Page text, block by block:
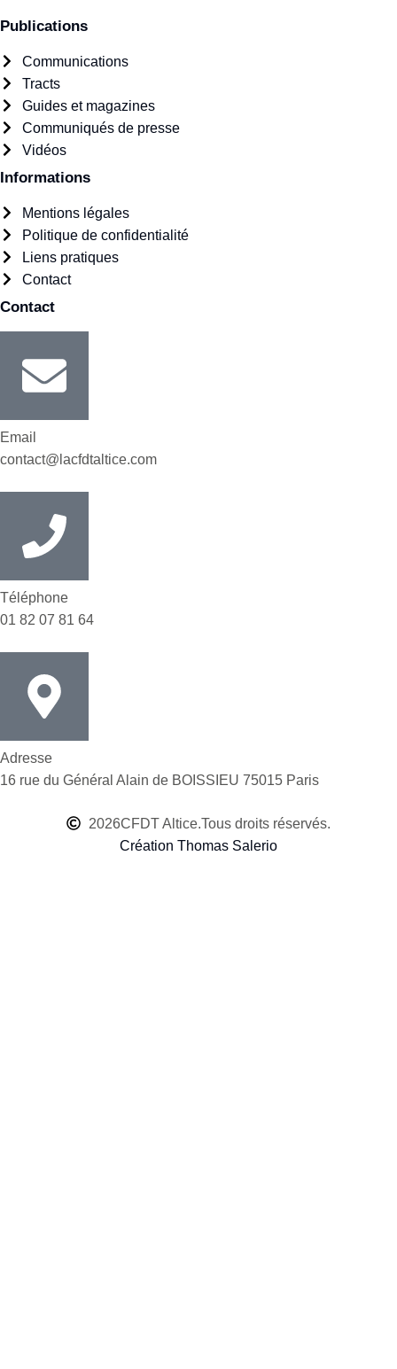
Publications
Communications
Tracts
Guides et magazines
Communiqués de presse
Vidéos
Informations
Mentions légales
Politique de confidentialité
Liens pratiques
Contact
Contact
Email
contact@lacfdtaltice.com
Téléphone
01 82 07 81 64
Adresse
16 rue du Général Alain de BOISSIEU 75015 Paris
2026CFDT Altice.Tous droits réservés.
Création Thomas Salerio